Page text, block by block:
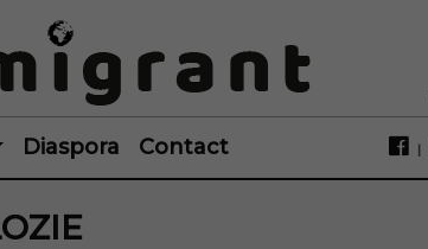
Diaspora Contact